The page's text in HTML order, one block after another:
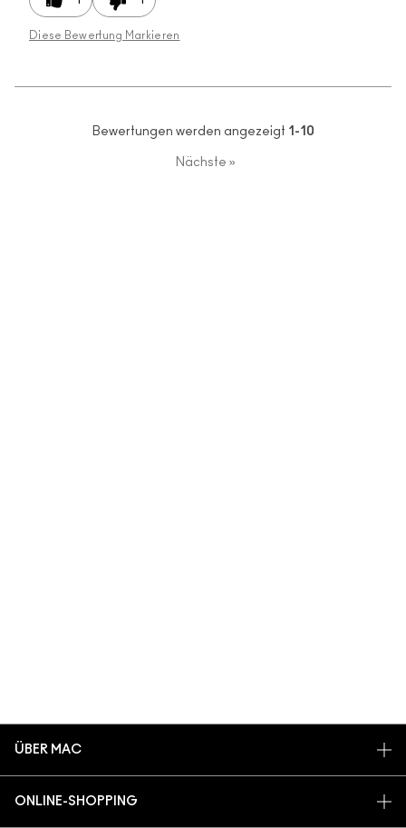
Diese Bewertung Markieren
Bewertungen werden angezeigt 1-10
Nächste »
ÜBER MAC
UNSERE ARTISTS
ONLINE-SHOPPING